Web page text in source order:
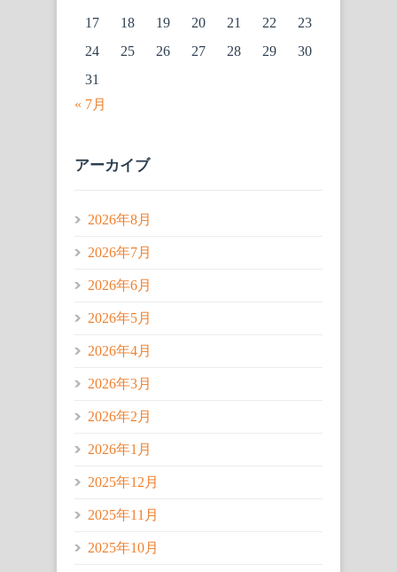
17
18 19 20 21 22
23
24
25 26 27 28 29
30
31
« 7月
アーカイブ
2026年8月
2026年7月
2026年6月
2026年5月
2026年4月
2026年3月
2026年2月
2026年1月
2025年12月
2025年11月
2025年10月